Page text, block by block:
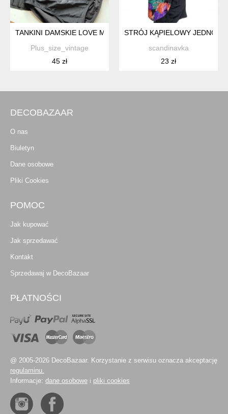
TANKINI DAMSKIE LOVE MY CURVES KWIATOWE 48 4XL
Plus_size_vintage
45 zł
STRÓJ KĄPIELOWY
scandinavka
23 zł
DECOBAZAAR
O nas
Biuletyn
Dane osobowe
Pliki Cookies
POMOC
Jak kupować
Jak sprzedawać
Kontakt
Sprzedawaj w DecoBazaar
PŁATNOŚCI
@ 2005-2026 DecoBazaar. Korzystanie z serwisu oznacza akceptację
regulaminu.
Informacje: dane osobowe i pliki cookies